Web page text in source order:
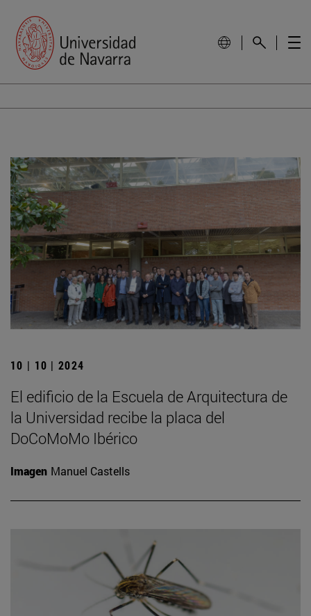
10 | 10 | 2024
El edificio de la Escuela de Arquitectura de
la Universidad recibe la placa del
DoCoMoMo Ibérico
Imagen Manuel Castells